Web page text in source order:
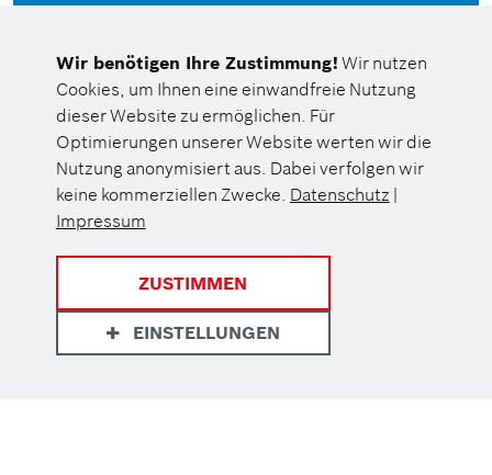
Dr. Cornelia Varwig
Bosch Health Campus
Tel 0711 8101-3638
E-Mail an Dr. Cornelia Varwig
Wir benötigen Ihre Zustimmung! Wir nutzen
Cookies, um Ihnen eine einwandfreie Nutzung
dieser Website zu ermöglichen. Für
Optimierungen unserer Website werten wir die
Nutzung anonymisiert aus. Dabei verfolgen wir
keine kommerziellen Zwecke. Datenschutz |
Impressum
ZUSTIMMEN
EINSTELLUNGEN